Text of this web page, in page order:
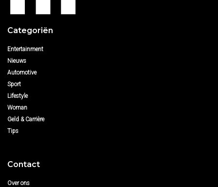
Categoriën
Entertainment
Nieuws
Automotive
Sport
Lifestyle
Woman
Geld & Carrière
Tips
Contact
Over ons